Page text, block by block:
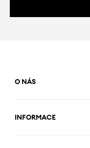
O NÁS
INFORMACE